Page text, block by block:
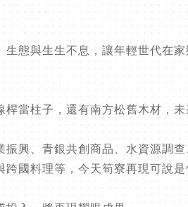
態與生生不息，讓年輕世代在家
當柱子，還有南方松舊木材，未
興、青銀共創商品、水資源調查
國料理等，今天筍寮再現可說是